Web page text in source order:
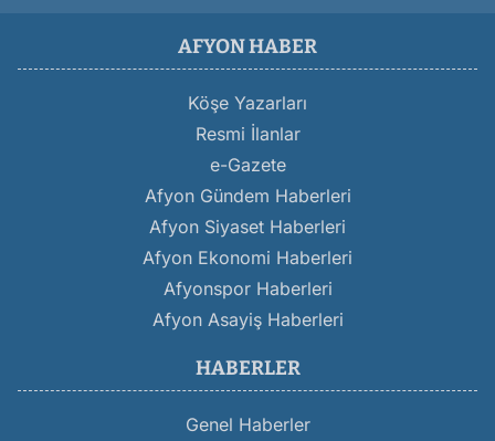
AFYON HABER
Köşe Yazarları
Resmi İlanlar
e-Gazete
Afyon Gündem Haberleri
Afyon Siyaset Haberleri
Afyon Ekonomi Haberleri
Afyonspor Haberleri
Afyon Asayiş Haberleri
HABERLER
Genel Haberler